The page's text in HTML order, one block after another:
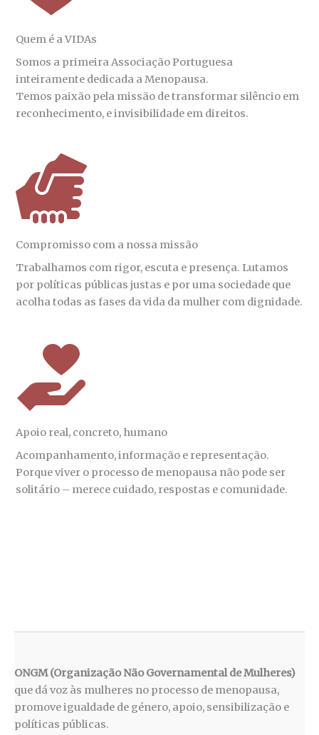
Quem é a VIDAs
Somos a primeira Associação Portuguesa
inteiramente dedicada a Menopausa.
Temos paixão pela missão de transformar silêncio em
reconhecimento, e invisibilidade em direitos.
Compromisso com a nossa missão
Trabalhamos com rigor, escuta e presença. Lutamos
por políticas públicas justas e por uma sociedade que
acolha todas as fases da vida da mulher com dignidade.
Apoio real, concreto, humano
Acompanhamento, informação e representação.
Porque viver o processo de menopausa não pode ser
solitário – merece cuidado, respostas e comunidade.
ONGM (Organização Não Governamental de Mulheres)
que dá voz às mulheres no processo de menopausa,
promove igualdade de género, apoio, sensibilização e
políticas públicas.